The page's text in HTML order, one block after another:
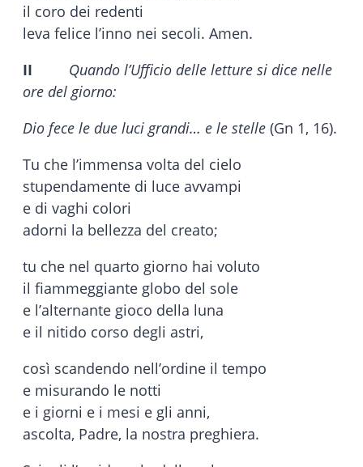
il coro dei redenti
leva felice l’inno nei secoli. Amen.
II
Quando l’Ufficio delle letture si dice nelle
ore del giorno:
Dio fece le due luci grandi… e le stelle (Gn 1, 16).
Tu che l’immensa volta del cielo
stupendamente di luce avvampi
e di vaghi colori
adorni la bellezza del creato;
tu che nel quarto giorno hai voluto
il fiammeggiante globo del sole
e l’alternante gioco della luna
e il nitido corso degli astri,
così scandendo nell’ordine il tempo
e misurando le notti
e i giorni e i mesi e gli anni,
ascolta, Padre, la nostra preghiera.